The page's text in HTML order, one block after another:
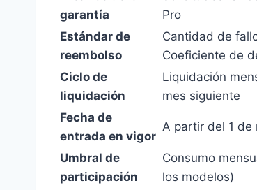
garantía
Pro
Estándar de
reembolso
Cantidad de
Coeficiente de
Ciclo de
liquidación
Liquidación
mes siguiente
Fecha de
entrada en vigor
A partir del 1 de
Umbral de
participación
Consumo
los modelos)